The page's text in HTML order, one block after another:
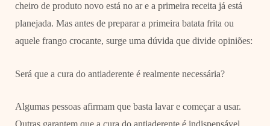
cheiro de produto novo está no ar e a primeira receita já está
planejada. Mas antes de preparar a primeira batata frita ou
aquele frango crocante, surge uma dúvida que divide opiniões:
Será que a cura do antiaderente é realmente necessária?
Algumas pessoas afirmam que basta lavar e começar a usar.